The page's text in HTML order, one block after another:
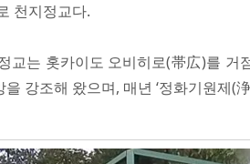
천지정교다.
교는 홋카이도 오비히로(帯広)를 거
강조해 왔으며, 매년 ‘정화기원제(